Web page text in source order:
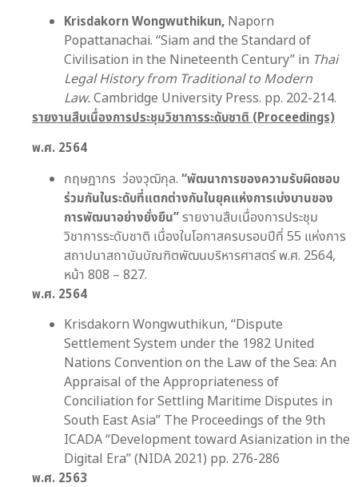
Krisdakorn Wongwuthikun, Naporn
Popattanachai. “Siam and the Standard of
Civilisation in the Nineteenth Century” in Thai
Legal History from Traditional to Modern
Law.Cambridge University Press. pp. 202-214.
รายงานสืบเนื่องการประชุมวิชาการระดับชาติ (Proceedings)
พ.ศ. 2564
กฤษฎากร ว่องวุฒิกุล. “พัฒนาการของความรับผิดชอบ
ร่วมกันในระดับที่แตกต่างกันในยุคแห่งการเบ่งบานของ
การพัฒนาอย่างยั่งยืน”รายงานสืบเนื่องการประชุม
วิชาการระดับชาติ เนื่องในโอกาสครบรอบปีที่ 55 แห่งการ
สถาปนาสถาบันบัณฑิตพัฒนบริหารศาสตร์ พ.ศ. 2564,
หน้า 808 – 827.
พ.ศ. 2564
Krisdakorn Wongwuthikun, “Dispute
Settlement System under the 1982 United
Nations Convention on the Law of the Sea: An
Appraisal of the Appropriateness of
Conciliation for Settling Maritime Disputes in
South East Asia” The Proceedings of the 9th
ICADA “Development toward Asianization in the
Digital Era” (NIDA 2021) pp. 276-286
พ.ศ. 2563